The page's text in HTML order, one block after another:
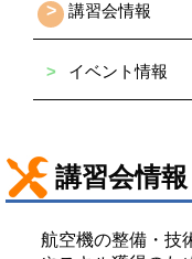
> 講習会情報
> イベント情報
講習会情報
航空機の整備・技